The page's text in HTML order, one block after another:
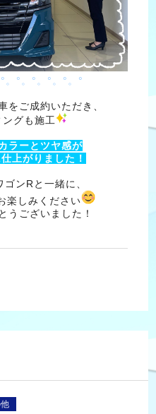
。°。°。°。°。°
をご成約いただき、
グも施工
ラーとツヤ感が
上がりました！
ンRと一緒に、
楽しみください
うございました！